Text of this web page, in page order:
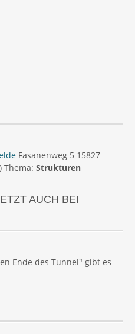
Fasanenweg 5 15827
Thema: Strukturen
AUCH BEI
Ende des Tunnel" gibt es